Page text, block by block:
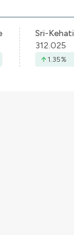
Sri-Kehati
312.025
1.35%